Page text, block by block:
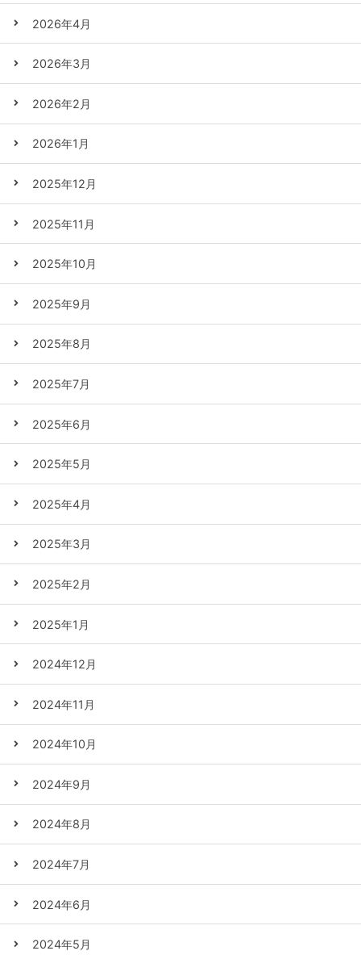
2026年4月
2026年3月
2026年2月
2026年1月
2025年12月
2025年11月
2025年10月
2025年9月
2025年8月
2025年7月
2025年6月
2025年5月
2025年4月
2025年3月
2025年2月
2025年1月
2024年12月
2024年11月
2024年10月
2024年9月
2024年8月
2024年7月
2024年6月
2024年5月